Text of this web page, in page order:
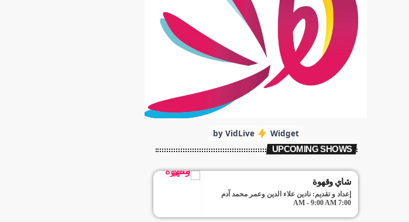
Widget
by VidLive
UPCOMING SHOWS
شاي وقهوة
إعداد و تقديم: نادين علاء الدين وعمر محمد آدم
7:00 AM - 9:00 AM